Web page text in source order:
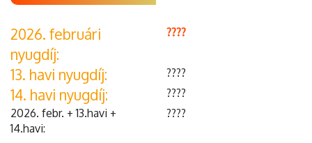
2026. februári
nyugdíj:
????
13. havi nyugdíj: ????
14. havi nyugdíj:
????
2026. febr. + 13.havi +
14.havi:
????